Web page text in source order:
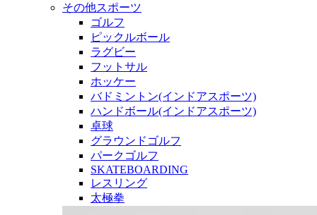
その他スポーツ
ゴルフ
ピックルボール
ラグビー
フットサル
ホッケー
バドミントン(インドアスポーツ)
ハンドボール(インドアスポーツ)
卓球
グラウンドゴルフ
パークゴルフ
SKATEBOARDING
レスリング
太極拳